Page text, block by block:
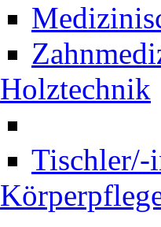
Holztechnik
Tischler/-